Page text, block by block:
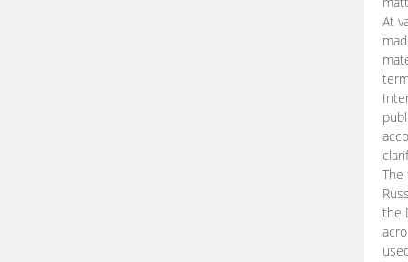
At
The
the